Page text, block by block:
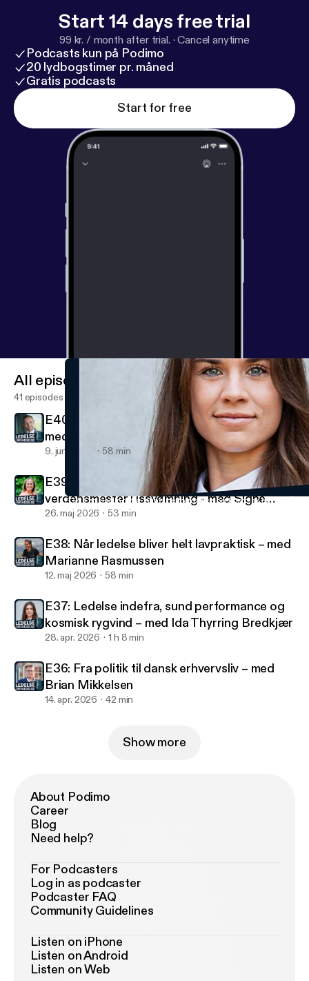
s://www.getwhy.io/ ] * Martin Ellemann Olesen på
LinkedIn [https://www.linkedin.com/in/meolesen/
Start 14 days free trial
99 kr. / month after trial. ·Cancel anytime
Podcasts kun på Podimo
20 lydbogstimer pr. måned
Gratis podcasts
Start for free
E37: Ledelse indefra, sund performance og kosmisk rygvind –
Ledelse i bevægelse
All episodes
41 episodes
E40: Ledelse på verdens bedste restaurant –
med Søren Ledet
9. juni 2026 58 min
E39: Fra strandrensning til AI-startup og
verdensmester i issvømning - med Signe
Simonsen
26. maj 2026 53 min
E38: Når ledelse bliver helt lavpraktisk – med
Marianne Rasmussen
12. maj 2026 58 min
E37: Ledelse indefra, sund performance og
kosmisk rygvind – med Ida Thyrring Bredkjær
28. apr. 2026 1 h 8 min
E36: Fra politik til dansk erhvervsliv – med
Brian Mikkelsen
14. apr. 2026 42 min
Show more
About Podimo
Career
Blog
Need help?
For Podcasters
Log in as podcaster
Podcaster FAQ
Community Guidelines
Listen on iPhone
Listen on Android
Listen on Web